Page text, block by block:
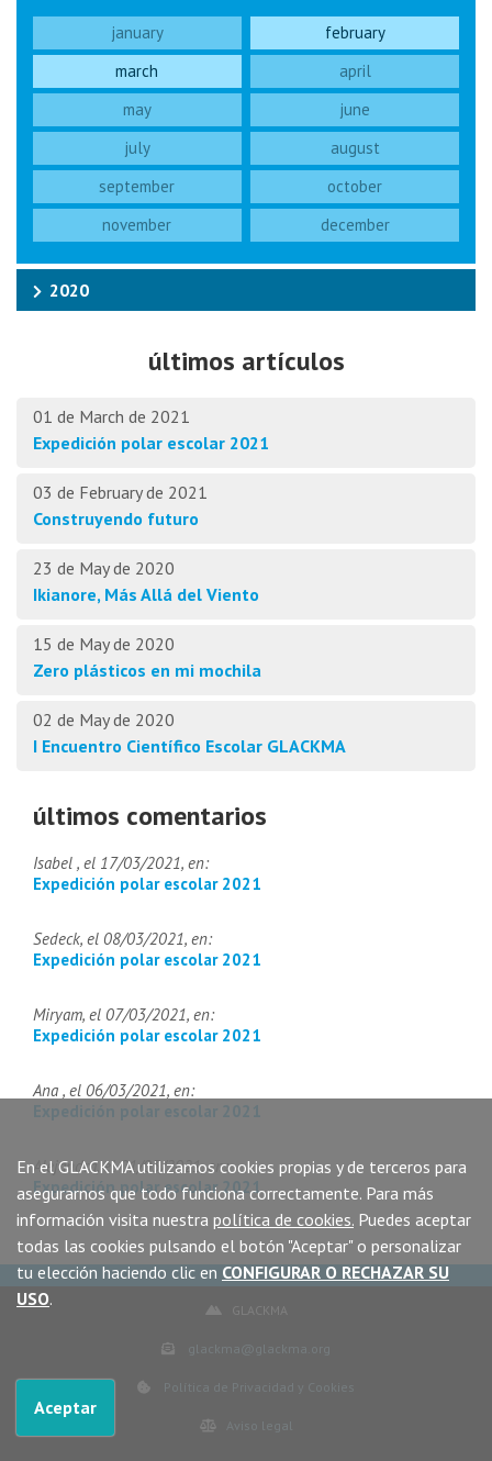
january
february
march
april
may
june
july
august
september
october
november
december
2020
últimos artículos
01 de March de 2021
Expedición polar escolar 2021
03 de February de 2021
Construyendo futuro
23 de May de 2020
Ikianore, Más Allá del Viento
15 de May de 2020
Zero plásticos en mi mochila
02 de May de 2020
I Encuentro Científico Escolar GLACKMA
últimos comentarios
Isabel , el 17/03/2021, en:
Expedición polar escolar 2021
Sedeck, el 08/03/2021, en:
Expedición polar escolar 2021
Miryam, el 07/03/2021, en:
Expedición polar escolar 2021
Ana , el 06/03/2021, en:
Expedición polar escolar 2021
Alejandra, el 01/03/2021, en:
Expedición polar escolar 2021
GLACKMA
glackma@glackma.org
Política de Privacidad y Cookies
Aviso legal
En el GLACKMA utilizamos cookies propias y de terceros para
asegurarnos que todo funciona correctamente. Para más
información visita nuestra política de cookies. Puedes aceptar
todas las cookies pulsando el botón "Aceptar" o personalizar
tu elección haciendo clic en CONFIGURAR O RECHAZAR SU
USO.
Aceptar